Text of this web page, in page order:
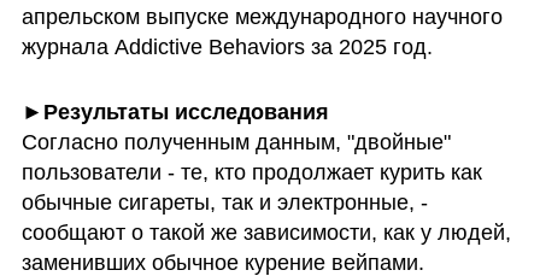
апрельском выпуске международного научного
журнала Addictive Behaviors за 2025 год.
Согласно полученным данным, "двойные"
пользователи - те, кто продолжает курить как
обычные сигареты, так и электронные, -
сообщают о такой же зависимости, как у людей,
заменивших обычное курение вейпами.